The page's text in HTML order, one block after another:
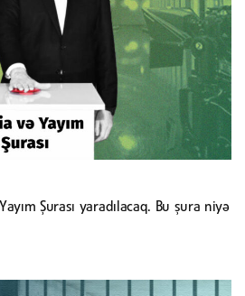
Şurası yaradılacaq. Bu şura niyə